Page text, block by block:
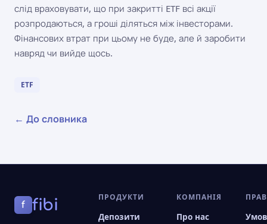
слід враховувати, що при закритті ETF всі акції
розпродаються, а гроші діляться між інвесторами.
Фінансових втрат при цьому не буде, але й заробити
навряд чи вийде щось.
ETF
← До словника
f fibi ПРОДУКТИ
Депозити
КОМПАНІЯ
Про нас